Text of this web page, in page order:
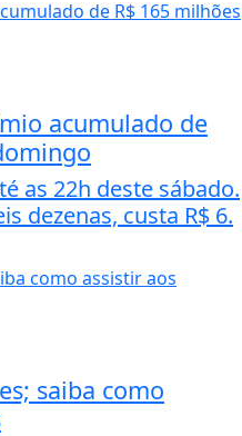
acumulado de
as 22h deste sábado.
dezenas, custa R$ 6.
saiba como